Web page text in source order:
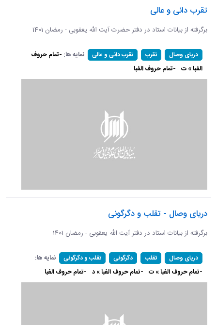
تقرب دانی و عالی
برگرفته از بیانات استاد در دفتر حضرت آیت الله یعقوبی - رمضان 1401
دریای وصال تقرب تقرب دانی و عالی نمایه ها: -تمام حروف
الفبا » ت -تمام حروف الفبا
دریای وصال - تقلب و دگرگونی
برگرفته از بیانات استاد در دفتر آیت الله یعقوبی - رمضان 1401
دریای وصال تقلب دگرگونی تقلب و دگرگونی
نمایه ها:
-تمام حروف الفبا » ت -تمام حروف الفبا » د -تمام حروف الفبا